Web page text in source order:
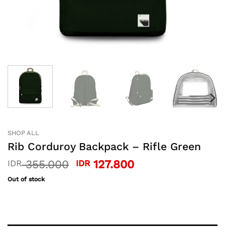
SHOP ALL
Rib Corduroy Backpack – Rifle Green
IDR355.000 Original
IDR127.800Current
Out of stock